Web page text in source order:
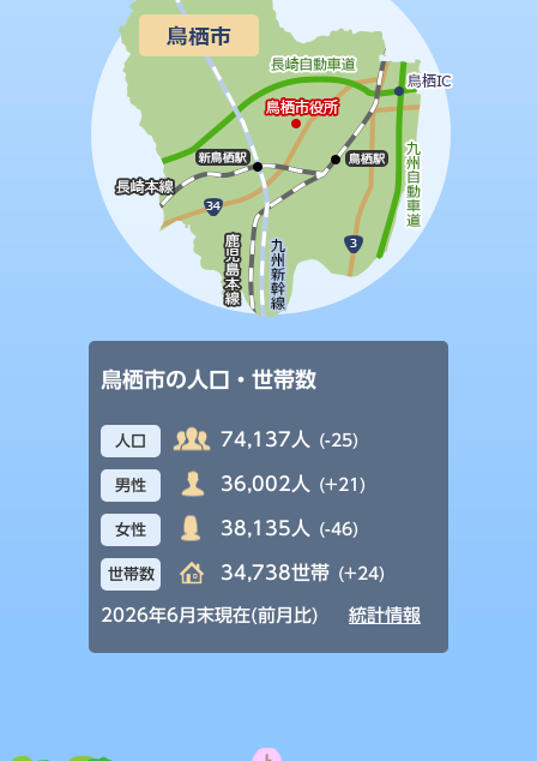
鳥栖市の人口・世帯数
人口 74,137人 (-25)
男性 36,002人 (+21)
女性 38,135人 (-46)
世帯数 34,738世帯 (+24)
2026年6月末現在(前月比) 統計情報